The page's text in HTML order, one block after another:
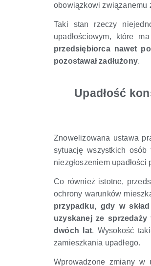
obowiązkowi związanemu
Taki stan rzeczy
upadłościowym, które
przedsiębiorca nawet
pozostawał zadłużony.
Upadłość
Znowelizowana ustawa
sytuację wszystkich osób
niezgłoszeniem
Co również istotne,
ochrony warunków
przypadku, gdy w
uzyskanej ze
dwóch lat. Wysokość
zamieszkania upadłego.
Wprowadzone zmiany w